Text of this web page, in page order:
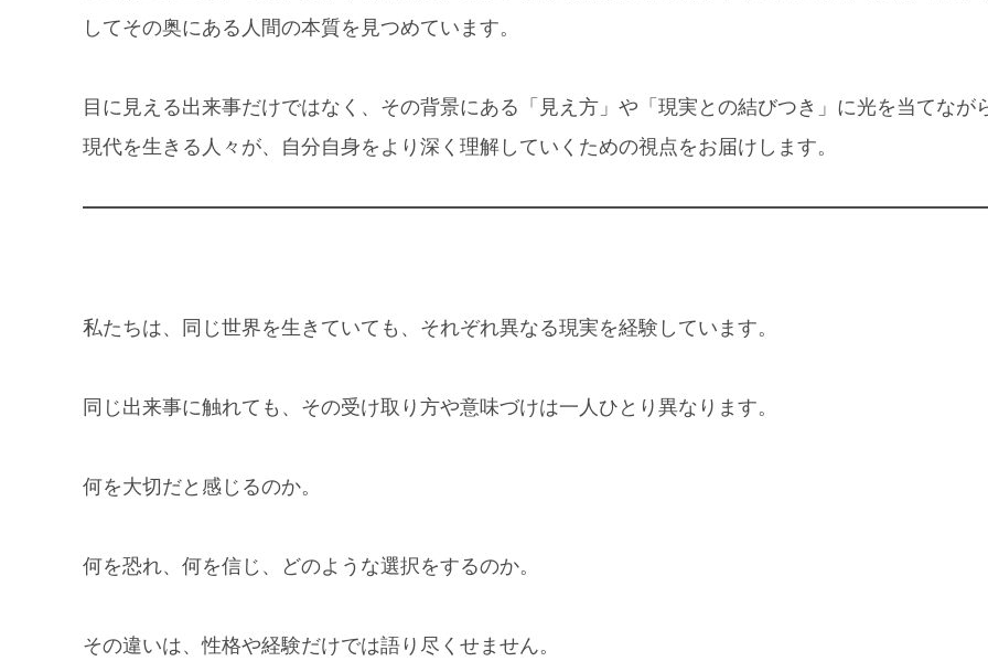
してその奥にある人間の本質を見つめています。
目に見える出来事だけではなく、その背景にある「見え方」や「現実との結びつき」に光を当てなが
現代を生きる人々が、自分自身をより深く理解していくための視点をお届けします。
私たちは、同じ世界を生きていても、それぞれ異なる現実を経験しています。
同じ出来事に触れても、その受け取り方や意味づけは一人ひとり異なります。
何を大切だと感じるのか。
何を恐れ、何を信じ、どのような選択をするのか。
その違いは、性格や経験だけでは語り尽くせません。